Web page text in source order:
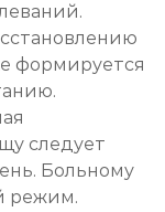
формируется
следует
Больному
режим.